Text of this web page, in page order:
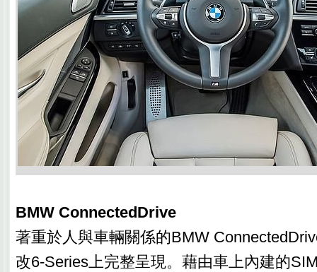
BMW ConnectedDrive
著重於人與車輛關係的BMW
改6-Series上完整呈現。藉由車上內建的